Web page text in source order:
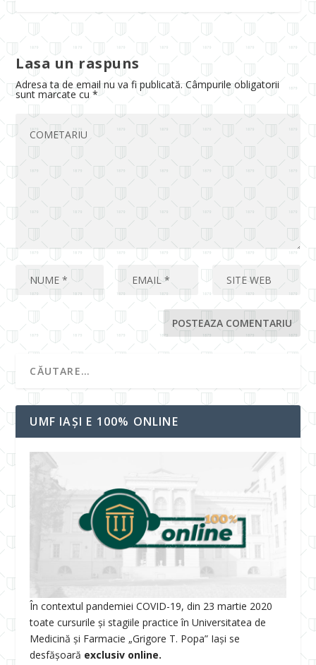
Lasa un raspuns
Adresa ta de email nu va fi publicată. Câmpurile obligatorii
sunt marcate cu*
UMF IAȘI E 100% ONLINE
În contextul pandemiei COVID-19, din 23 martie 2020
toate cursurile și stagiile practice în Universitatea de
Medicină și Farmacie „Grigore T. Popa” Iași se
desfășoară exclusiv online.